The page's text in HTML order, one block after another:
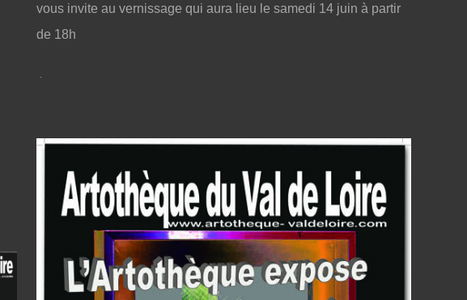
vous invite au vernissage qui aura lieu le samedi 14 juin à partir
de 18h
.